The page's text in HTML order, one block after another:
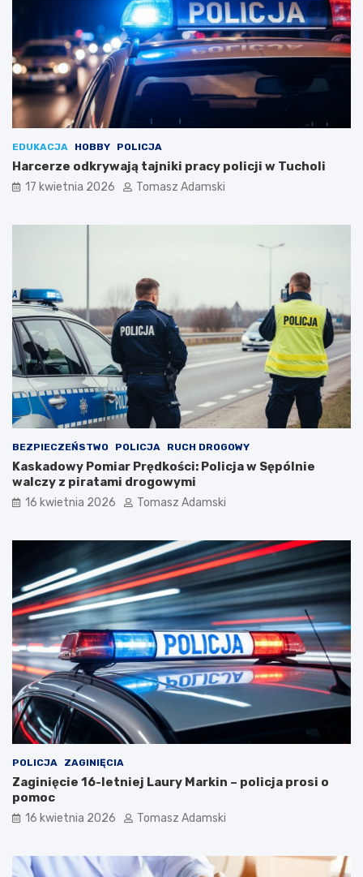
EDUKACJA HOBBY POLICJA
Harcerze odkrywają tajniki pracy policji w Tucholi
17 kwietnia 2026 Tomasz Adamski
BEZPIECZEŃSTWO POLICJA RUCH DROGOWY
Kaskadowy Pomiar Prędkości: Policja w Sępólnie
walczy z piratami drogowymi
16 kwietnia 2026 Tomasz Adamski
POLICJA ZAGINIĘCIA
Zaginięcie 16-letniej Laury Markin – policja prosi o
pomoc
16 kwietnia 2026 Tomasz Adamski